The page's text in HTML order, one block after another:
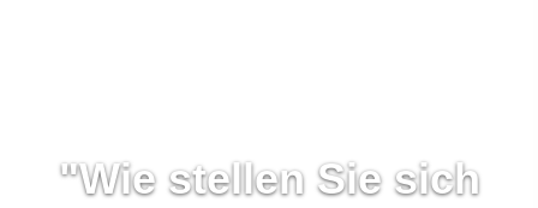
"Wie stellen Sie sich